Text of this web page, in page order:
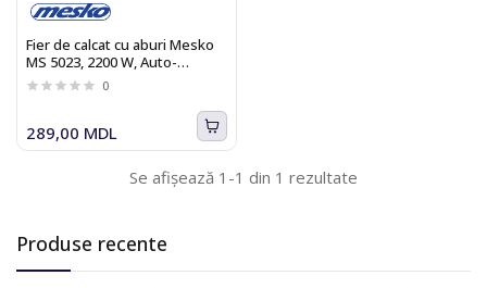
Produse recente
Fier de calcat cu aburi Mesko
MS 5023, 2200 W, Auto-
curatare, Galben/Negru
0
289,00 MDL
Se afișează 1-1 din 1 rezultate